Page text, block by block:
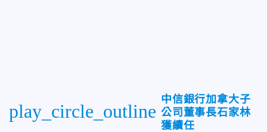
play_circle_outline
中信銀行加拿大子
公司董事長石家林
獲續任